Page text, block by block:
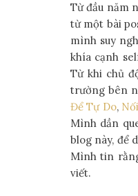
Từ đầu năm
từ một bài
mình suy
khía cạnh
Từ khi chủ
trường bên
Để Tự Do,
Mình dần
blog này, để
Mình tin
viết.